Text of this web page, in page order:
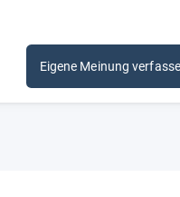
Eigene Meinung